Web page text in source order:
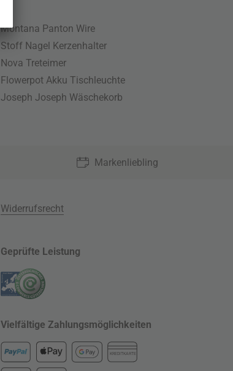
Montana Panton Wire
Stoff Nagel Kerzenhalter
Nova Treteimer
Flowerpot Akku Tischleuchte
Joseph Joseph Wäschekorb
Markenliebling
Widerrufsrecht
Geprüfte Leistung
Vielfältige Zahlungsmöglichkeiten
KREDITKARTE